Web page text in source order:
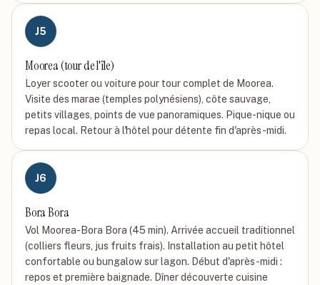
J5
Moorea (tour de l'île)
Loyer scooter ou voiture pour tour complet de Moorea.
Visite des marae (temples polynésiens), côte sauvage,
petits villages, points de vue panoramiques. Pique-nique ou
repas local. Retour à l'hôtel pour détente fin d'après-midi.
J6
Bora Bora
Vol Moorea-Bora Bora (45 min). Arrivée accueil traditionnel
(colliers fleurs, jus fruits frais). Installation au petit hôtel
confortable ou bungalow sur lagon. Début d'après-midi :
repos et première baignade. Dîner découverte cuisine